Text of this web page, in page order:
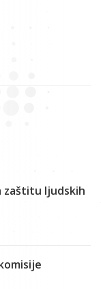
zaštitu ljudskih